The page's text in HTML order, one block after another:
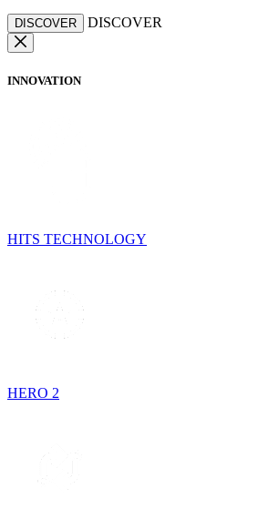
DISCOVER DISCOVER
INNOVATION
HITS TECHNOLOGY
HERO 2